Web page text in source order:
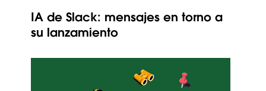
IA de Slack: mensajes en torno a
su lanzamiento